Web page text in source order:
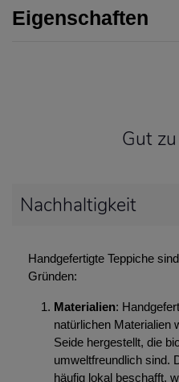
Eigenschaften
Gut
Nachhaltigkeit
Handgefertigte Teppiche
Gründen:
Materialien:
natürlichen Materialien
Seide hergestellt, die
umweltfreundlich sind.
häufig lokal beschafft,